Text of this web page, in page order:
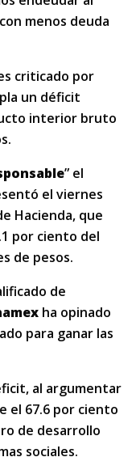
menos deuda
criticado por
un déficit
interior bruto
” el
el viernes
Hacienda, que
por ciento del
de pesos.
de
ha opinado
para ganar las
al argumentar
el 67.6 por ciento
de desarrollo
sociales.